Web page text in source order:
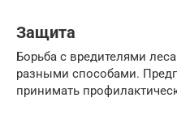
Защита
Борьба с вредителями
разными способами.
принимать